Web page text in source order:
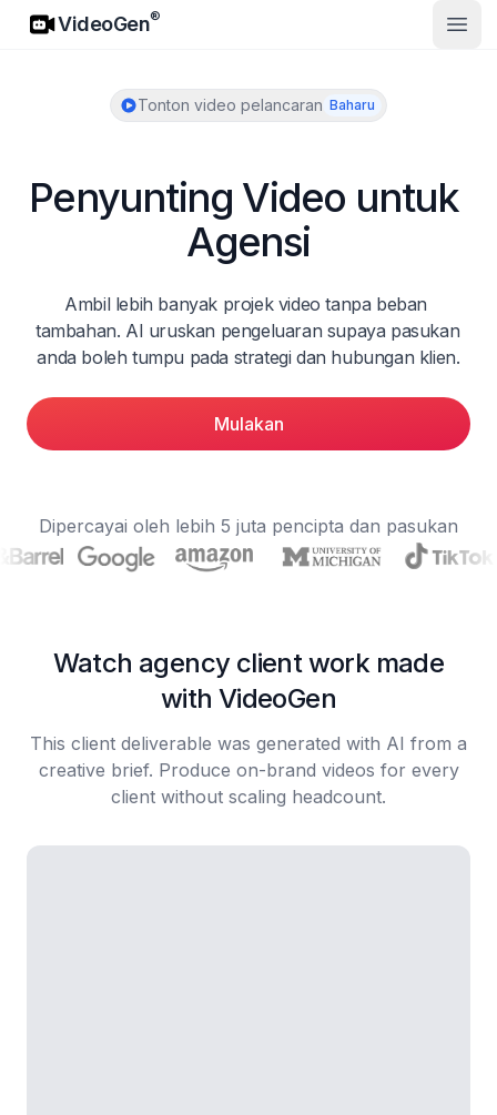
VideoGen
VideoGen®
Buka
Tonton video pelancaran Baharu
Penyunting Video untuk
Agensi
Ambil lebih banyak projek video tanpa beban
tambahan. AI uruskan pengeluaran supaya pasukan
anda boleh tumpu pada strategi dan hubungan klien.
Mulakan
Dipercayai oleh lebih 5 juta pencipta dan pasukan
Watch agency client work made
with VideoGen
This client deliverable was generated with AI from a
creative brief. Produce on-brand videos for every
client without scaling headcount.